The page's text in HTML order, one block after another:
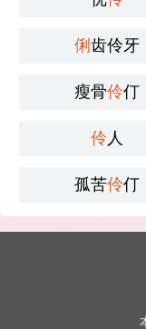
俐 齿伶牙
瘦骨伶仃
伶 人
孤苦伶仃